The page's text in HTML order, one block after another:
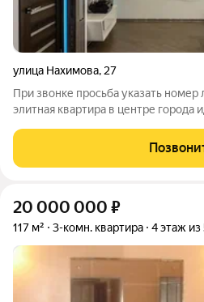
улица Нахимова, 27
При звонке просьба указать
элитная квартира в центре города идеальный вариант для
и комфорт в самом сердце города,
избавиться от шумных улиц и
20 000 000 ₽
117 м² 3-комн. квартира 4 этаж из